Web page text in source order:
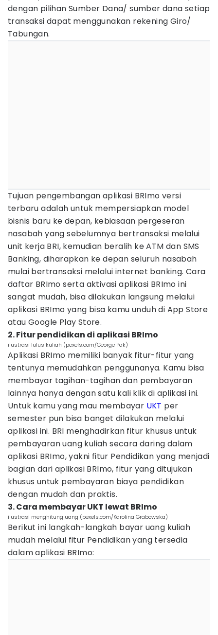
dengan pilihan Sumber Dana/ sumber dana setiap
transaksi dapat menggunakan rekening Giro/
Tabungan.
Tujuan pengembangan aplikasi BRImo versi
terbaru adalah untuk mempersiapkan model
bisnis baru ke depan, kebiasaan pergeseran
nasabah yang sebelumnya bertransaksi melalui
unit kerja BRI, kemudian beralih ke ATM dan SMS
Banking, diharapkan ke depan seluruh nasabah
mulai bertransaksi melalui internet banking. Cara
daftar BRImo serta aktivasi aplikasi BRImo ini
sangat mudah, bisa dilakukan langsung melalui
aplikasi BRImo yang bisa kamu unduh di App Store
atau Google Play Store.
2. Fitur pendidikan di aplikasi BRImo
ilustrasi lulus kuliah (pexels.com/George Pak)
Aplikasi BRImo memiliki banyak fitur-fitur yang
tentunya memudahkan penggunanya. Kamu bisa
membayar tagihan-tagihan dan pembayaran
lainnya hanya dengan satu kali klik di aplikasi ini.
Untuk kamu yang mau membayar UKT per
semester pun bisa banget dilakukan melalui
aplikasi ini. BRI menghadirkan fitur khusus untuk
pembayaran uang kuliah secara daring dalam
aplikasi BRImo, yakni fitur Pendidikan yang menjadi
bagian dari aplikasi BRImo, fitur yang ditujukan
khusus untuk pembayaran biaya pendidikan
dengan mudah dan praktis.
3. Cara membayar UKT lewat BRImo
ilustrasi menghitung uang (pexels.com/Karolina Grabowska)
Berikut ini langkah-langkah bayar uang kuliah
mudah melalui fitur Pendidikan yang tersedia
dalam aplikasi BRImo: